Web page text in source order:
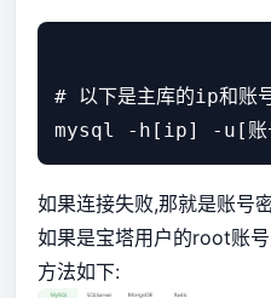
# 以下是主库的ip和账
如果连接失败,那就是账号
如果是宝塔用户的root账
方法如下: